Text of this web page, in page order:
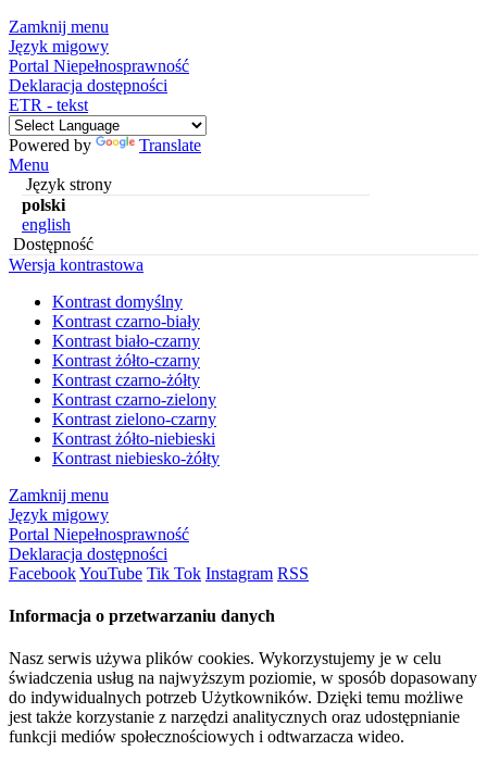
Zamknij menu
Język migowy
Portal Niepełnosprawność
Deklaracja dostępności
ETR - tekst
Powered by
Translate
Menu
Język strony
polski
english
Dostępność
Wersja kontrastowa
Kontrast domyślny
Kontrast czarno-biały
Kontrast biało-czarny
Kontrast żółto-czarny
Kontrast czarno-żółty
Kontrast czarno-zielony
Kontrast zielono-czarny
Kontrast żółto-niebieski
Kontrast niebiesko-żółty
Zamknij menu
Język migowy
Portal Niepełnosprawność
Deklaracja dostępności
FacebookYouTube Tik Tok Instagram RSS
Informacja o przetwarzaniu danych
Nasz serwis używa plików cookies. Wykorzystujemy je w celu
świadczenia usług na najwyższym poziomie, w sposób dopasowany
do indywidualnych potrzeb Użytkowników. Dzięki temu możliwe
jest także korzystanie z narzędzi analitycznych oraz udostępnianie
funkcji mediów społecznościowych i odtwarzacza wideo.